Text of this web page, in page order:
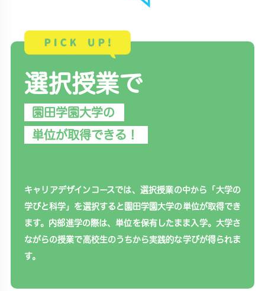
選択授業で
園田学園大学の
単位が取得できる！
キャリアデザインコースでは、選択授業の中から「大学の
学びと科学」を選択すると園田学園大学の単位が取得でき
ます。内部進学の際は、単位を保有したまま入学。大学さ
ながらの授業で高校生のうちから実践的な学びが得られま
す。